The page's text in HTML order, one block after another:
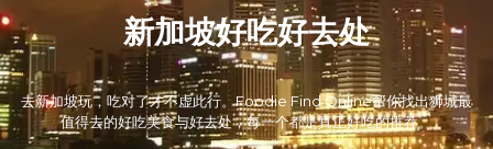
新加坡好吃好去处
去新加坡玩，吃对了才不虚此行。Foodie Find Online帮你找出狮城最
值得去的好吃美食与好去处，每一个都是真正好吃的推荐。